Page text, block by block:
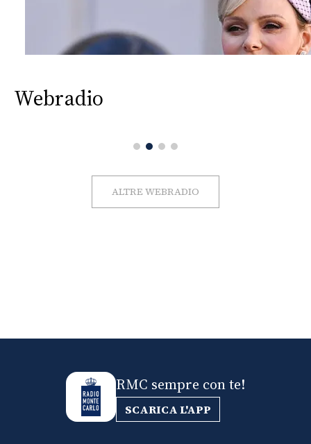
Webradio
ALTRE WEBRADIO
RMC sempre con te!
SCARICA L'APP